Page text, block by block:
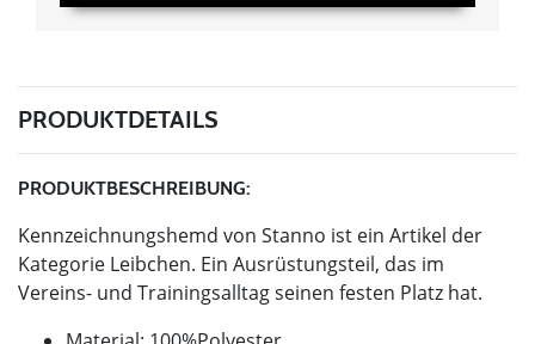
PRODUKTDETAILS
PRODUKTBESCHREIBUNG:
Kennzeichnungshemd von Stanno ist ein Artikel der
Kategorie Leibchen. Ein Ausrüstungsteil, das im
Vereins- und Trainingsalltag seinen festen Platz hat.